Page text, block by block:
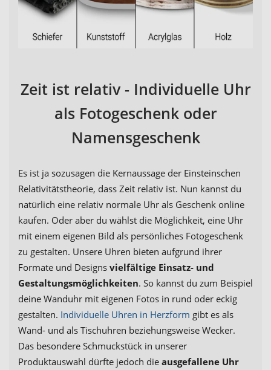
Zeit ist relativ - Individuelle Uhr
als Fotogeschenk oder
Namensgeschenk
Es ist ja sozusagen die Kernaussage der Einsteinschen
Relativitätstheorie, dass Zeit relativ ist. Nun kannst du
natürlich eine relativ normale Uhr als Geschenk online
kaufen. Oder aber du wählst die Möglichkeit, eine Uhr
mit einem eigenen Bild als persönliches Fotogeschenk
zu gestalten. Unsere Uhren bieten aufgrund ihrer
Formate und Designs vielfältige Einsatz- und
Gestaltungsmöglichkeiten. So kannst du zum Beispiel
deine Wanduhr mit eigenen Fotos in rund oder eckig
gestalten. Individuelle Uhren in Herzform gibt es als
Wand- und als Tischuhren beziehungsweise Wecker.
Das besondere Schmuckstück in unserer
Produktauswahl dürfte jedoch die ausgefallene Uhr